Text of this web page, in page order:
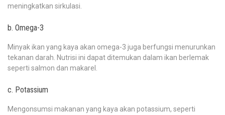
meningkatkan sirkulasi.
b. Omega-3
Minyak ikan yang kaya akan omega-3 juga berfungsi menurunkan
tekanan darah. Nutrisi ini dapat ditemukan dalam ikan berlemak
seperti salmon dan makarel.
c. Potassium
Mengonsumsi makanan yang kaya akan potassium, seperti